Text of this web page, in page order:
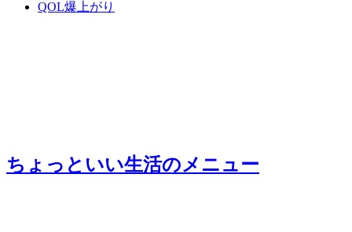
QOL爆上がり
ちょっといい生活のメニュー